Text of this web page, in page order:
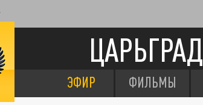
ЦАРЬГРАД
ЭФИР ФИЛЬМЫ